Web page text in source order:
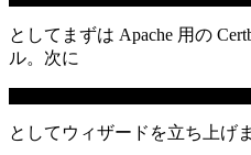
としてまずは Apache 用の
ル。次に
としてウィザードを立ち上げま